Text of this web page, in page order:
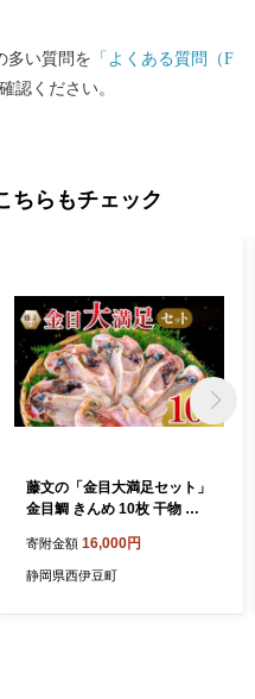
多い質問を 「よくある質問（F
認ください。
ちらもチェック
藤文の「金目大満足セット」
金目鯛 きんめ 10枚 干物 ひ
お歳暮 お中元
寄附金額 16,000円
静岡県西伊豆町